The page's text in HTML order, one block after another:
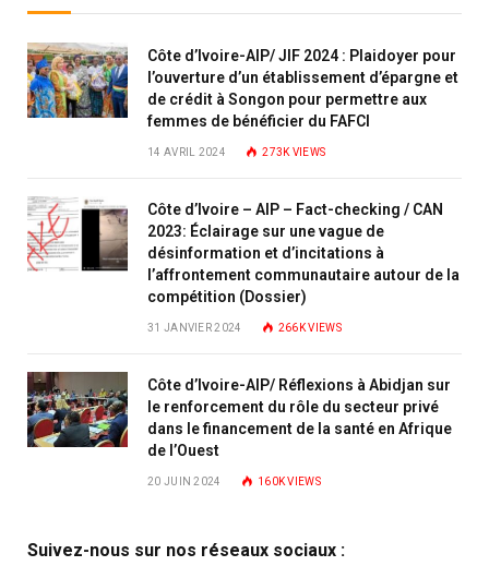
Côte d’Ivoire-AIP/ JIF 2024 : Plaidoyer pour
l’ouverture d’un établissement d’épargne et
de crédit à Songon pour permettre aux
femmes de bénéficier du FAFCI
14 AVRIL 2024 273KVIEWS
Côte d’Ivoire – AIP – Fact-checking / CAN
2023: Éclairage sur une vague de
désinformation et d’incitations à
l’affrontement communautaire autour de la
compétition (Dossier)
31 JANVIER 2024 266KVIEWS
Côte d’Ivoire-AIP/ Réflexions à Abidjan sur
le renforcement du rôle du secteur privé
dans le financement de la santé en Afrique
de l’Ouest
20 JUIN 2024 160KVIEWS
Suivez-nous sur nos réseaux sociaux :